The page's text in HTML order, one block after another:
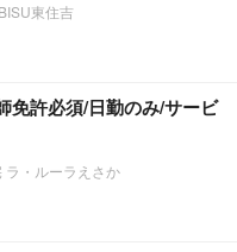
東住吉
免許必須/日勤のみ/サービ
ラ・ルーラえさか